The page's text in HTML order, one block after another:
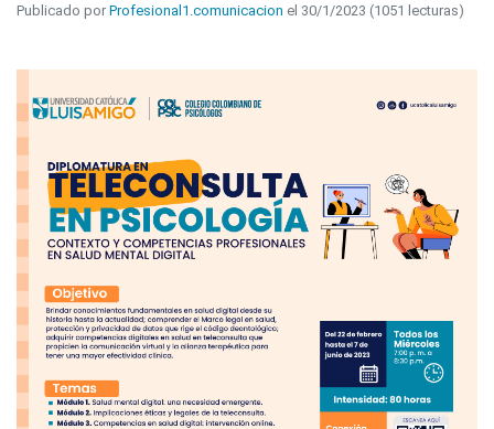
Publicado por Profesional1.comunicacion el 30/1/2023 (1051 lecturas)